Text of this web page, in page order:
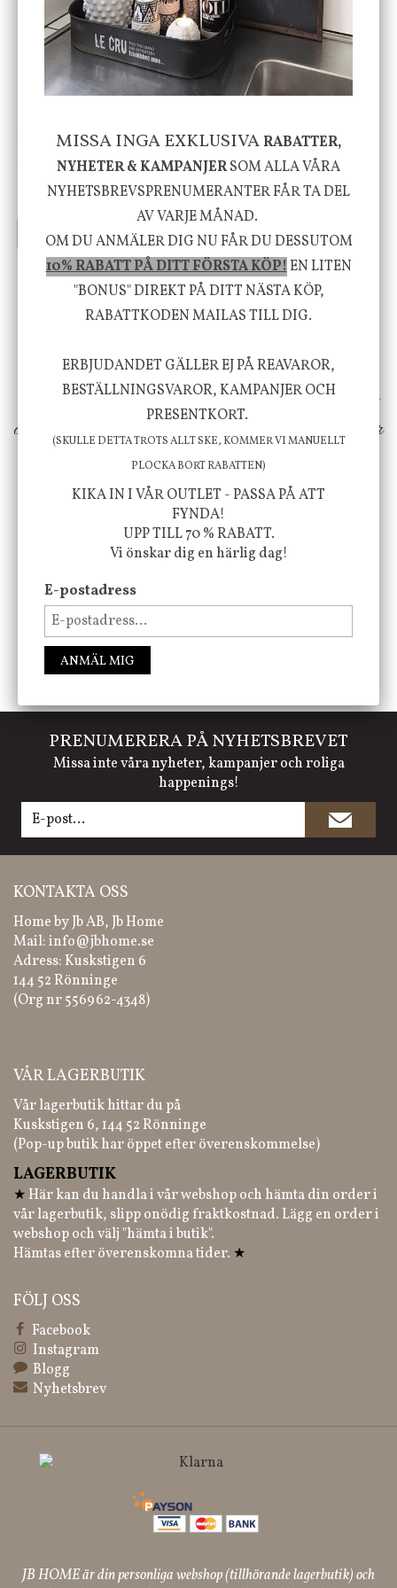
House Doctor
Skål, Hands marmor
-20%
INFO KÖP
Nicolas Vahé
Serveringsfat, Ostron,
415 kr
INFO KÖP
Vi vill förmedla känsla, upplevelse och
inspiration från naturen och dess färgpalett
erbjuder vi omsorgsfullt utvalda produkter som
ökar trivsel i ditt hem och ger det lilla extra för
att öka ditt välmående!
FÖLJ OSS PÅ INSTAGRAM @JBHOME
PRENUMERERA PÅ NYHETSBREVET
Missa inte våra nyheter, kampanjer och roliga
happenings!
KONTAKTA OSS
Home by Jb AB, Jb Home
Mail:info@jbhome.se
Adress: Kuskstigen 6
144 52 Rönninge
(Org nr 556962-4348)
VÅR LAGERBUTIK
Vår lagerbutik hittar du på
Kuskstigen 6, 144 52 Rönninge
(Pop-up butik har öppet efter överenskommelse)
LAGERBUTIK
★ Här kan du handla i vår webshop och hämta din order i
vår lagerbutik, slipp onödig fraktkostnad. Lägg en order i
webshop och välj "hämta i butik".
Hämtas efter överenskomna tider. ★
FÖLJ OSS
Facebook
Instagram
Blogg
Nyhetsbrev
JB HOME är din personliga webshop (tillhörande lagerbutik) och
MISSA INGA EXKLUSIVARABATTER,
NYHETER & KAMPANJERSOM ALLA VÅRA
NYHETSBREVSPRENUMERANTER FÅR TA DEL
AV VARJE MÅNAD.
OM DU ANMÄLER DIG NU FÅR DU DESSUTOM
10% RABATT PÅ DITT FÖRSTA KÖP!EN LITEN
"BONUS" DIREKT PÅ DITT NÄSTA KÖP,
RABATTKODEN MAILAS TILL DIG.
ERBJUDANDET GÄLLER EJ PÅ REAVAROR,
BESTÄLLNINGSVAROR, KAMPANJER OCH
PRESENTKORT.
(SKULLE DETTA TROTS ALLT SKE, KOMMER VI MANUELLT
PLOCKA BORT RABATTEN)
KIKA IN I VÅR OUTLET - PASSA PÅ ATT
FYNDA!
UPP TILL 70 % RABATT.
Vi önskar dig en härlig dag!
E-postadress
ANMÄL MIG